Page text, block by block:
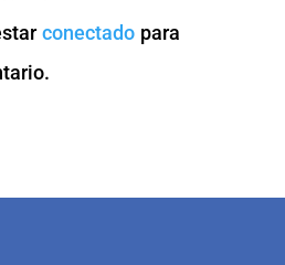
p
p k
er
conectado para